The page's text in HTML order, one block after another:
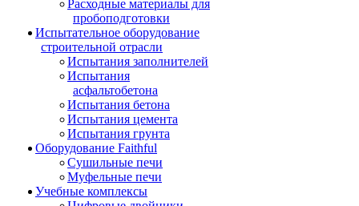
Расходные материалы для
пробоподготовки
Испытательное оборудование
строительной отрасли
Испытания заполнителей
Испытания
асфальтобетона
Испытания бетона
Испытания цемента
Испытания грунта
Оборудование Faithful
Сушильные печи
Муфельные печи
Учебные комплексы